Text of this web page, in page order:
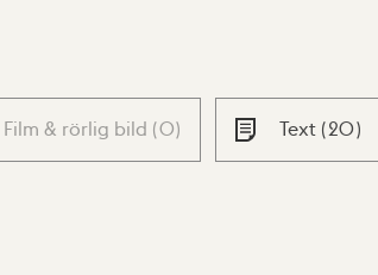
Film & rörlig bild (0) Text (20)